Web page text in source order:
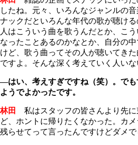
したね。元々、いろんなジャンルの
ナックだといろんな年代の歌が聴け
人はこういう曲を歌うんだとか、こ
なったことあるのかなとか、自分の
けど、歌う曲ってその人が聴いてき
ですよ。そんな深く考えていく人いな
―はい、考えすぎですね（笑）。で
ようでよかったです。
林田
私はスタッフの皆さんより先に
ど、ホントに帰りたくなかった。カ
残らせてって言ったんですけどダメで